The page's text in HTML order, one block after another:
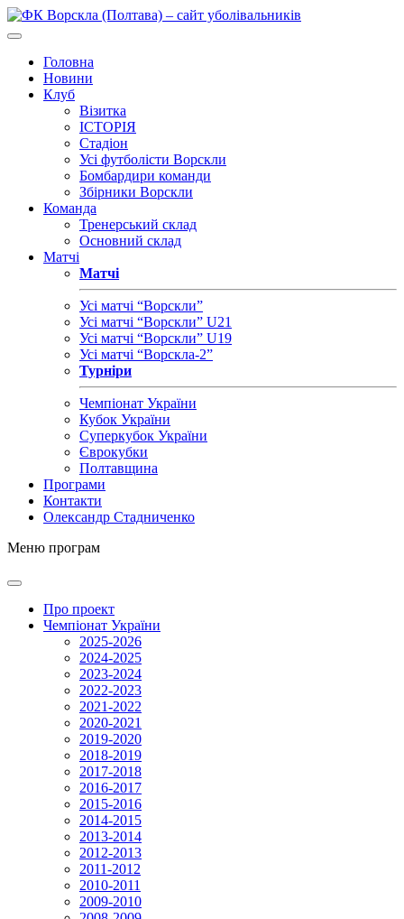
Головна
Новини
Клуб
Візитка
ІСТОРІЯ
Стадіон
Усі футболісти Ворскли
Бомбардири команди
Збірники Ворскли
Команда
Тренерський склад
Основний склад
Матчі
Матчі
Усі матчі “Ворскли”
Усі матчі “Ворскли” U21
Усі матчі “Ворскли” U19
Усі матчі “Ворскла-2”
Турніри
Чемпіонат України
Кубок України
Суперкубок України
Єврокубки
Полтавщина
Програми
Контакти
Олександр Стадниченко
Меню програм
Про проект
Чемпіонат України
2025-2026
2024-2025
2023-2024
2022-2023
2021-2022
2020-2021
2019-2020
2018-2019
2017-2018
2016-2017
2015-2016
2014-2015
2013-2014
2012-2013
2011-2012
2010-2011
2009-2010